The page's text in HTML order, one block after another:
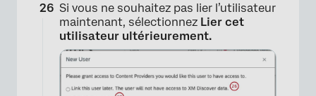
Si vous ne souhaitez pas lier l’utilisateur
maintenant, sélectionnez Lier cet
utilisateur ultérieurement.